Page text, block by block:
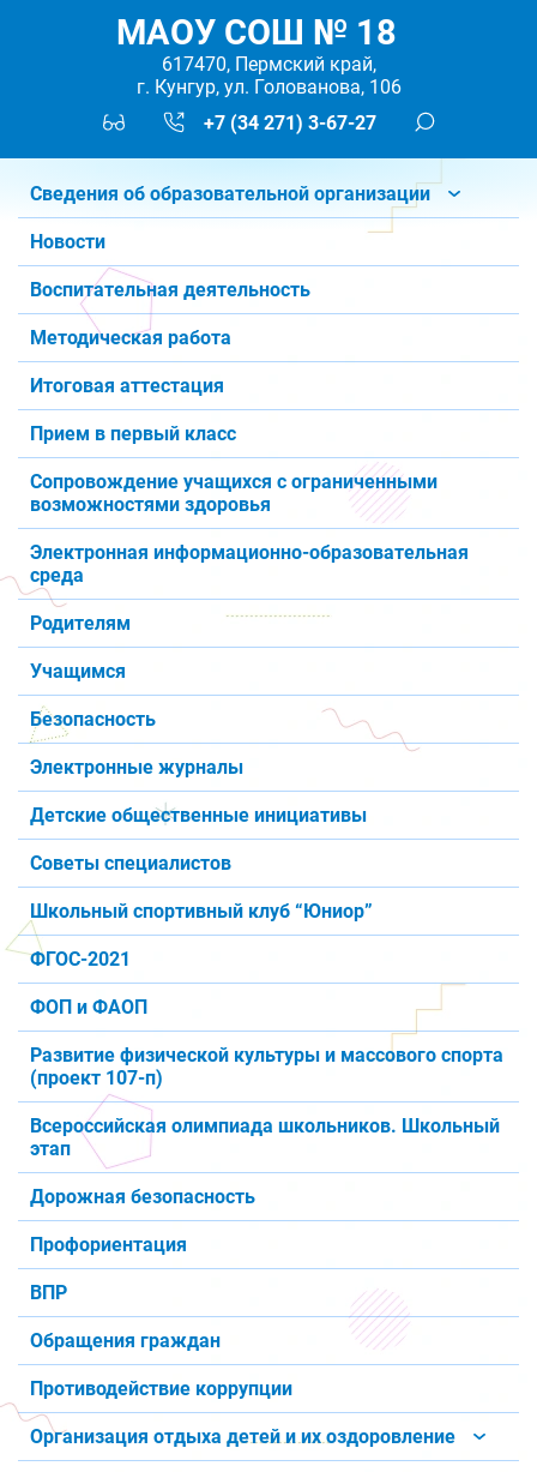
МАОУ СОШ № 18
617470, Пермский край,
г. Кунгур, ул. Голованова, 106
+7 (34 271) 3-67-27
Сведения об образовательной организации
Новости
Воспитательная деятельность
Методическая работа
Итоговая аттестация
Прием в первый класс
Сопровождение учащихся с ограниченными
возможностями здоровья
Электронная информационно-образовательная
среда
Родителям
Учащимся
Безопасность
Электронные журналы
Детские общественные инициативы
Советы специалистов
Школьный спортивный клуб “Юниор”
ФГОС-2021
ФОП и ФАОП
Развитие физической культуры и массового спорта
(проект 107-п)
Всероссийская олимпиада школьников. Школьный
этап
Дорожная безопасность
Профориентация
ВПР
Обращения граждан
Противодействие коррупции
Организация отдыха детей и их оздоровление